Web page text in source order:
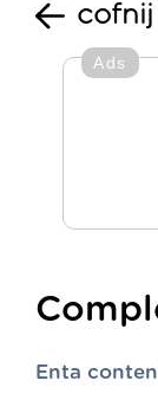
cofnij
Ads
Enta